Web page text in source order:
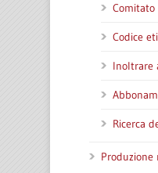
Comitato
Codice
Inoltrare
Ricerca
Produzione